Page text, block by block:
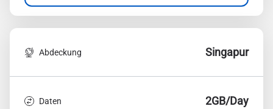
Abdeckung Singapur
Daten 2GB/Day